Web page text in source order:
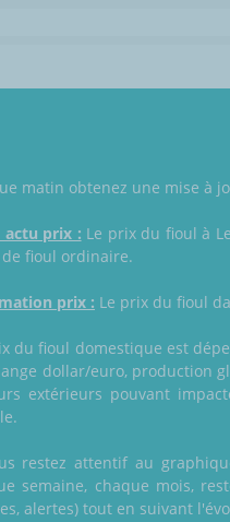
matin obtenez une mise à
actu prix : Le prix du fioul à
fioul ordinaire.
prix : Le prix du fioul
du fioul domestique est
dollar/euro, production
extérieurs pouvant
restez attentif au
semaine, chaque mois,
alertes) tout en suivant